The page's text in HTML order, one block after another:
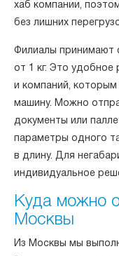
хаб компании,
без лишних
Филиалы принимают
от 1 кг. Это удобное
и компаний,
машину. Можно
документы или
параметры одного
в длину. Для
индивидуальное
Куда можно
Москвы
Из Москвы мы